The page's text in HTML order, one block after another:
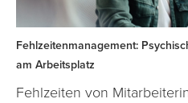
Fehlzeitenmanagement:
am Arbeitsplatz
Fehlzeiten von